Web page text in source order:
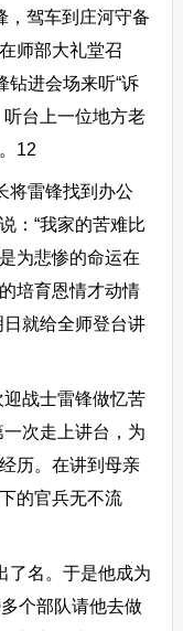
，驾车到庄河守备
师部大礼堂召
钻进会场来听“诉
台上一位地方老
12
雷锋找到办公
：“我家的苦难比
为悲惨的命运在
培育恩情才动情
就给全师登台讲
战士雷锋做忆苦
次走上讲台，为
历。在讲到母亲
的官兵无不流
名。于是他成为
个部队请他去做